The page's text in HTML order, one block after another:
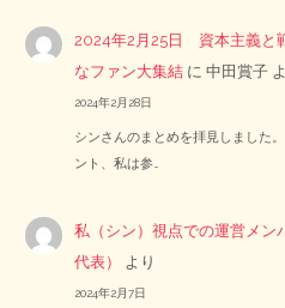
2024年2月25日 資本主義と
なファン大集結 に中田賞子
2024年2月28日
シンさんのまとめを拝見しました
ント、私は参…
私（シン）視点での運営メン
代表）
より
2024年2月7日